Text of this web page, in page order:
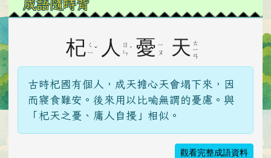
成語隨時背
杞 ㄑ
ㄧ ˇ 人
ㄖ
ㄣ ˊ 憂 ㄧ
ㄡ
天 ㄊ
ㄧ
ㄢ
古時杞國有個人，成天擔心天會塌下來，因
而寢食難安。後來用以比喻無謂的憂慮。與
「杞天之憂、庸人自擾」相似。
觀看完整成語資料